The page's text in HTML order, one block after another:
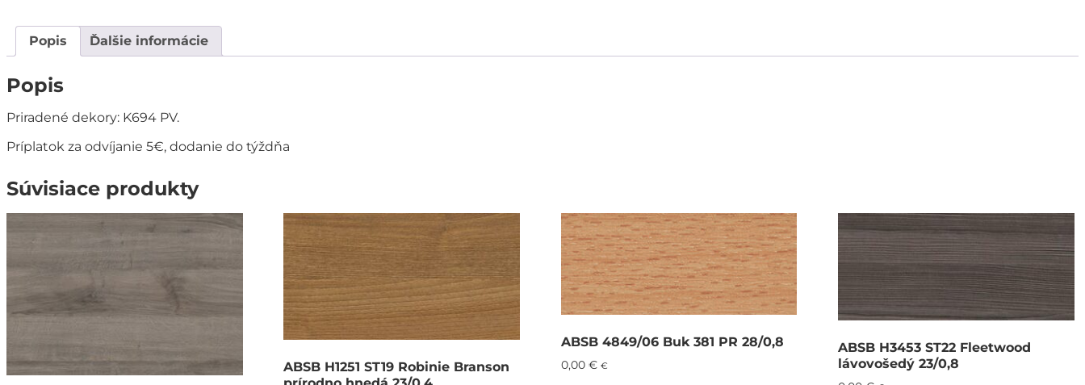
Popis Ďalšie informácie
Popis
Priradené dekory: K694 PV.
Príplatok za odvíjanie 5€, dodanie do týždňa
Súvisiace produkty
ABSB H1251 ST19 Robinie Branson
ABSB 4849/06 Buk 381 PR 28/0,8
0,00 € €
ABSB H3453 ST22 Fleetwood
lávovošedý 23/0,8